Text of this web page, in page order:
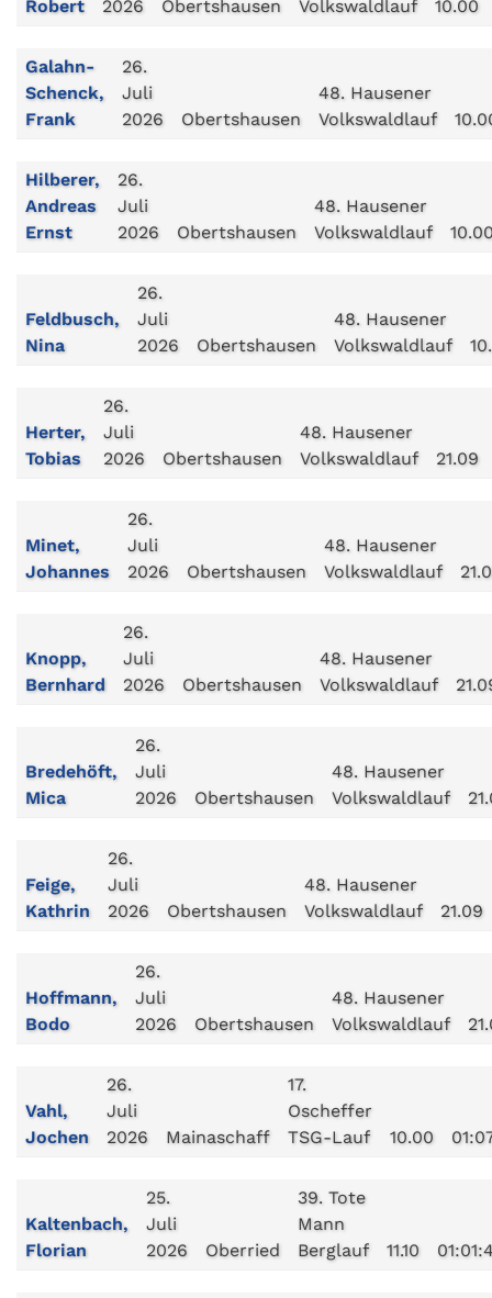
Robert 2026 Obertshausen Volkswaldlauf 10.00
Galahn-
Schenck,
Frank
26.
Juli
2026
Obertshausen
48. Hausener
Volkswaldlauf
Hilberer,
Andreas
Ernst
26.
Juli
2026
Obertshausen
48. Hausener
Volkswaldlauf
Feldbusch,
Nina
26.
Juli
2026
Obertshausen
48. Hausener
Volkswaldlauf
Herter,
Tobias
26.
Juli
2026
Obertshausen
48. Hausener
Volkswaldlauf
21.09
Minet,
Johannes
26.
Juli
2026
Obertshausen
48. Hausener
Volkswaldlauf
Knopp,
Bernhard
26.
Juli
2026
Obertshausen
48. Hausener
Volkswaldlauf
Bredehöft,
Mica
26.
Juli
2026
Obertshausen
48. Hausener
Volkswaldlauf
Feige,
Kathrin
26.
Juli
2026
Obertshausen
48. Hausener
Volkswaldlauf
21.09
Hoffmann,
Bodo
26.
Juli
2026
Obertshausen
48. Hausener
Volkswaldlauf
Vahl,
Jochen
26.
Juli
2026
Mainaschaff
17.
Oscheffer
TSG-Lauf
10.00
Kaltenbach,
Florian
25.
Juli
2026
Oberried
39. Tote
Mann
Berglauf
11.10